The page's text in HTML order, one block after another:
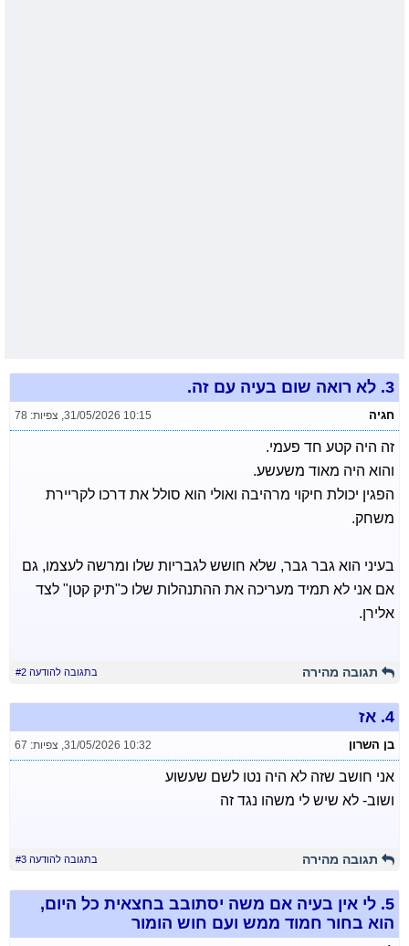
3. לא רואה שום בעיה עם זה.
חגיה 31/05/2026 10:15
, צפיות: 78
זה היה קטע חד פעמי.
והוא היה מאוד משעשע.
הפגין יכולת חיקוי מרהיבה ואולי הוא סולל את דרכו לקריירת
משחק.
בעיני הוא גבר גבר, שלא חושש לגבריות שלו ומרשה לעצמו, גם
אם אני לא תמיד מעריכה את ההתנהלות שלו כ"תיק קטן" לצד
אלירן.
תגובה מהירה בתגובה להודעה #2
4. אז
בן השרון 31/05/2026 10:32
, צפיות: 67
אני חושב שזה לא היה נטו לשם שעשוע
ושוב- לא שיש לי משהו נגד זה
תגובה מהירה בתגובה להודעה #3
5. לי אין בעיה אם משה יסתובב בחצאית כל היום,
הוא בחור חמוד ממש ועם חוש הומור